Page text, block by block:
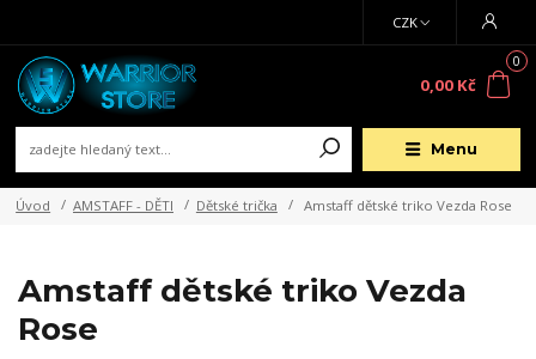
Menu
CZK
0
0,00 Kč
Úvod AMSTAFF - DĚTI Dětské trička Amstaff dětské triko Vezda Rose
Amstaff dětské triko Vezda
Rose